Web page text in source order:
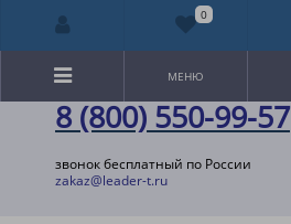
8 (800) 550-99-57
звонок бесплатный по России
zakaz@leader-t.ru
МЕНЮ
0